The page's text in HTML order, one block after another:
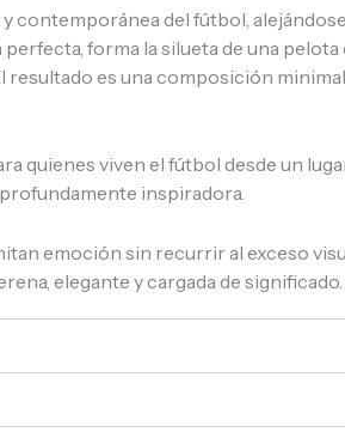
del fútbol,
forma la silueta de una
es una composición
quienes viven el fútbol desde un
inspiradora.
emoción sin recurrir al exceso
elegante y cargada de significado.